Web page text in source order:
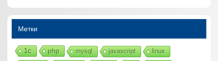
Метки
1с php mysql javascript linux